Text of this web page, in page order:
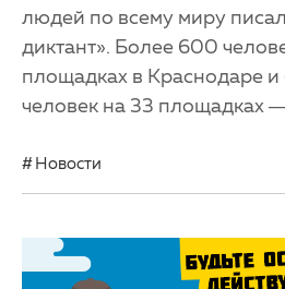
людей по всему миру
диктант». Более 600
площадках в Краснодаре
человек на 33 площадках
Новости